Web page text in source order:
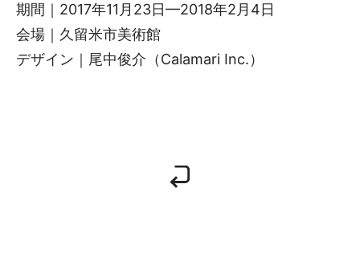
期間｜2017年11月23日—2018年2月4日
会場｜久留米市美術館
デザイン｜尾中俊介（Calamari Inc.）